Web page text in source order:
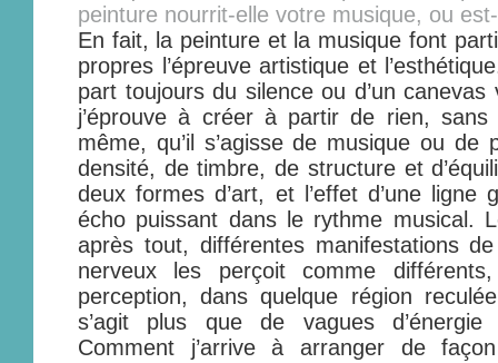
peinture nourrit-elle votre musique, ou
En fait, la peinture et la musique font
propres l’épreuve artistique et
part toujours du silence ou d’un canevas
j’éprouve à créer à partir de rien,
même, qu’il s’agisse de musique ou de
densité, de timbre, de structure et
deux formes d’art, et l’effet d’une ligne
écho puissant dans le rythme musical.
après tout, différentes manifestations
nerveux les perçoit comme
perception, dans quelque région
s’agit plus que de vagues d’énergie
Comment j’arrive à arranger de